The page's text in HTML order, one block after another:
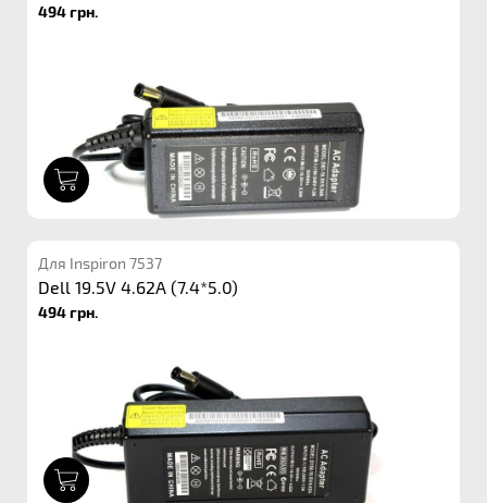
494 грн.
Для Inspiron 7537
Dell 19.5V 4.62A (7.4*5.0)
494 грн.